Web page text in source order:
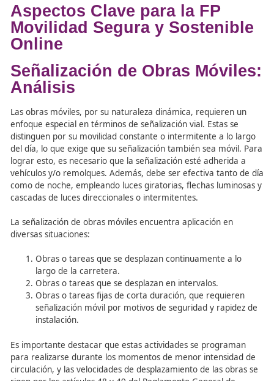
Señalización de Obras
Aspectos Clave para la FP
Movilidad Segura y
Online
Señalización de Obras
Análisis
Las obras móviles, por su naturaleza dinámica,
enfoque especial en términos de señalización vial. Estas
distinguen por su movilidad constante o intermitente a
lograr esto, es necesario que la señalización esté
vehículos y/o remolques. Además, debe ser efectiva
como de noche, empleando luces giratorias, flechas
cascadas de luces direccionales o intermitentes.
diversas situaciones:
Obras o tareas que se desplazan continuamente